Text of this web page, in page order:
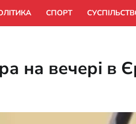
СПОРТ
на вечері в